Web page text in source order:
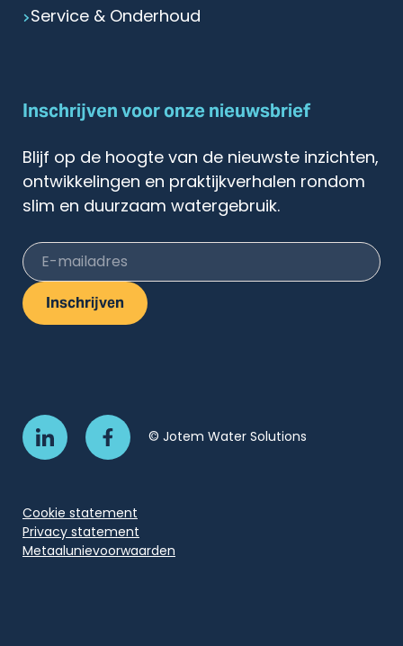
Service & Onderhoud
Inschrijven voor onze nieuwsbrief
Blijf op de hoogte van de nieuwste inzichten,
ontwikkelingen en praktijkverhalen rondom
slim en duurzaam watergebruik.
E-mailadres
Inschrijven
© Jotem Water Solutions
Cookie statement
Privacy statement
Metaalunievoorwaarden